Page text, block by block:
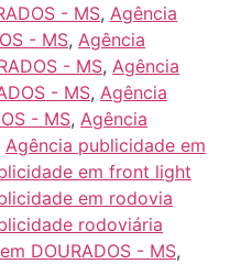
- MS, Agência
- MS, Agência
- MS, Agência
- MS, Agência
- MS, Agência
Agência publicidade em
em front light
em rodovia
rodoviária
DOURADOS - MS,